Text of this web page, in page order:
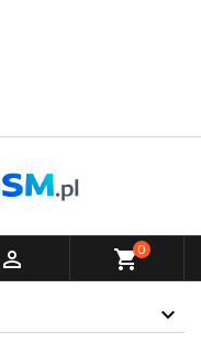
 shopping_cart0